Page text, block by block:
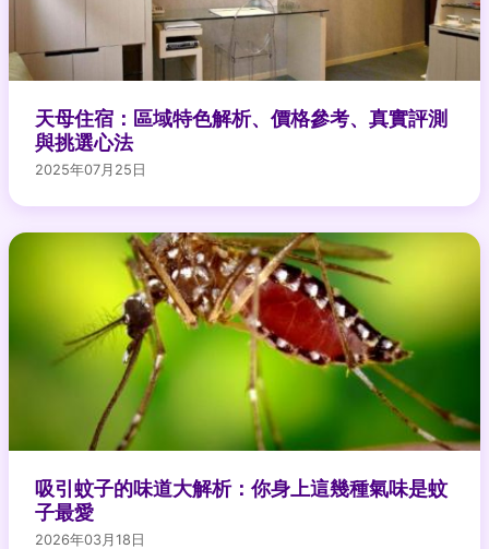
天母住宿：區域特色解析、價格參考、真實評測
與挑選心法
2025年07月25日
吸引蚊子的味道大解析：你身上這幾種氣味是蚊
子最愛
2026年03月18日